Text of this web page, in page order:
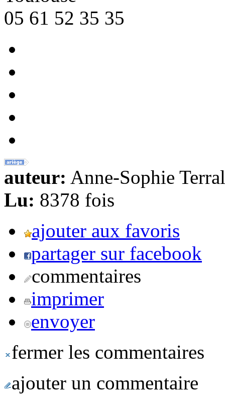
05 61 52 35 35
auteur: Anne-Sophie
Lu: 8378 fois
ajouter aux favoris
partager sur facebook
commentaires
imprimer
envoyer
fermer les commentaires
ajouter un commentaire